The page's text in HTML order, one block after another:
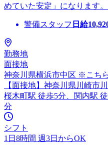
めていた安定」になります。
警備スタッフ 日給
勤務地
面接地
神奈川県横浜市中区 ※こち
【面接地】神奈川県川崎市
桜木町駅 徒歩5分、関内駅
分
シフト
1日8時間 週3日からOK